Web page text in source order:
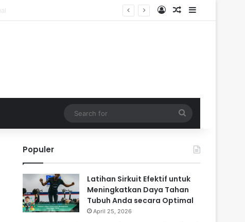
Log InRandom Article
Sidebar
for
Populer
Latihan Sirkuit Efektif untuk
Meningkatkan Daya Tahan
Tubuh Anda secara Optimal
April 25, 2026